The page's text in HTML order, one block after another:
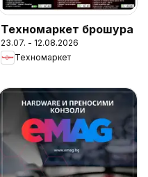
Техномаркет брошура
23.07. - 12.08.2026
Техномаркет